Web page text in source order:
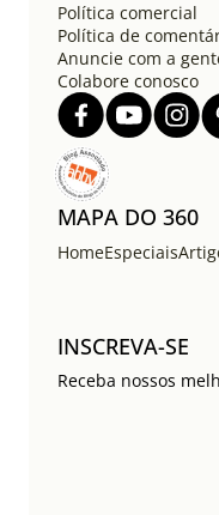
Política comercial
Política de
Anuncie com a
Colabore conosco
MAPA DO 360
HomeEspeciais
INSCREVA-SE
Receba nossos